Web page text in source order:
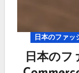
日本のファッ
日本のフ